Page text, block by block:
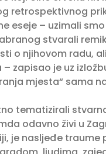
retrospektivnog
eseje – uzimali
stvarali
o njihovom radu,
zapisao je uz
mjesta“ sama
tematizirali
odavno živi u
je nasljeđe traume